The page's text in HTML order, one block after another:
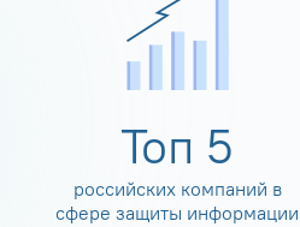
Топ 5
российских компаний в
сфере защиты информации